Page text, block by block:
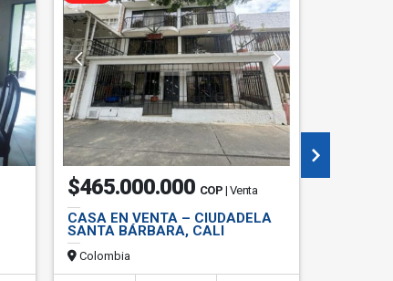
$465.000.000 COP | Venta
CASA EN VENTA – CIUDADELA
SANTA BÁRBARA, CALI
Colombia